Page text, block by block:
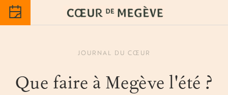
JOURNAL DU CŒUR
Que faire à Megève l'été ?